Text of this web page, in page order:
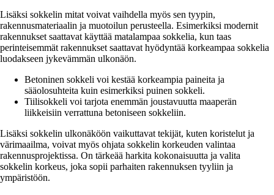
Lisäksi sokkelin mitat voivat vaihdella myös sen tyypin,
rakennusmateriaalin ja muotoilun perusteella. Esimerkiksi modernit
rakennukset saattavat käyttää matalampaa sokkelia, kun taas
perinteisemmät rakennukset saattavat hyödyntää korkeampaa sokkelia
luodakseen jykevämmän ulkonäön.
Betoninen sokkeli voi kestää korkeampia paineita ja
sääolosuhteita kuin esimerkiksi puinen sokkeli.
Tiilisokkeli voi tarjota enemmän joustavuutta maaperän
liikkeisiin verrattuna betoniseen sokkeliin.
Lisäksi sokkelin ulkonäköön vaikuttavat tekijät, kuten koristelut ja
värimaailma, voivat myös ohjata sokkelin korkeuden valintaa
rakennusprojektissa. On tärkeää harkita kokonaisuutta ja valita
sokkelin korkeus, joka sopii parhaiten rakennuksen tyyliin ja
ympäristöön.